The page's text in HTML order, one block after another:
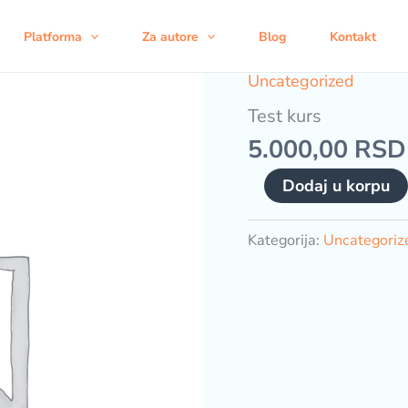
Platforma Za autore Blog Kontakt
Uncategorized
Test kurs
5.000,00 RSD
Test
kurs
količina
Dodaj u korpu
Kategorija: